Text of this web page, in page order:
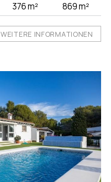
376 m² 869 m²
WEITERE INFORMATIONEN